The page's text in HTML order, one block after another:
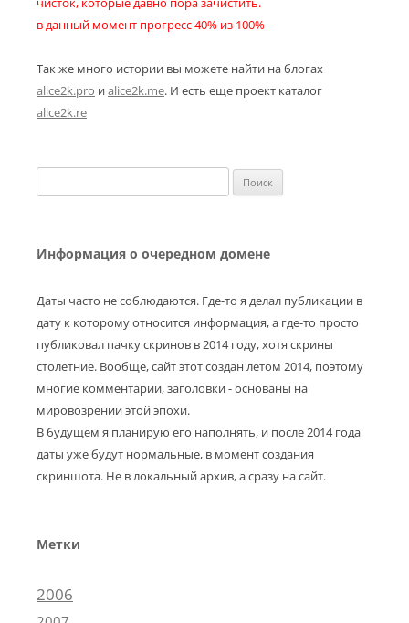
в данный момент прогресс 40% из 100%
Так же много истории вы можете найти на блогах
alice2k.pro иalice2k.me. И есть еще проект каталог
alice2k.re
Информация о очередном домене
Даты часто не соблюдаются. Где-то я делал публикации в
дату к которому относится информация, а где-то просто
публиковал пачку скринов в 2014 году, хотя скрины
столетние. Вообще, сайт этот создан летом 2014, поэтому
многие комментарии, заголовки - основаны на
мировозрении этой эпохи.
В будущем я планирую его наполнять, и после 2014 года
даты уже будут нормальные, в момент создания
скриншота. Не в локальный архив, а сразу на сайт.
Метки
2006